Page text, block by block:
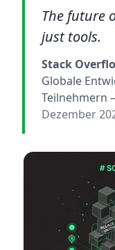
The future
just tools.
Stack
Globale
Teilnehmern
Dezember